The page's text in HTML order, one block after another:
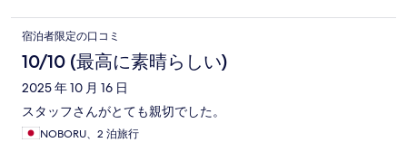
宿泊者限定の口コミ
10/10 (最高に素晴らしい)
2025 年 10 月 16 日
スタッフさんがとても親切でした。
NOBORU、2 泊旅行